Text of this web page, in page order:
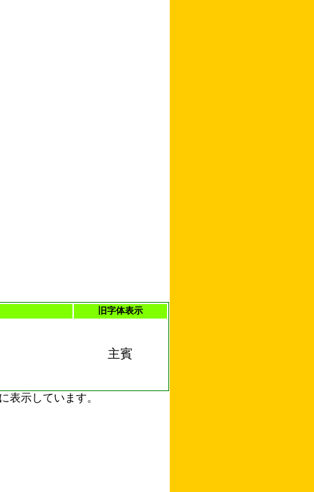
旧字体表示
主賓
表示しています。